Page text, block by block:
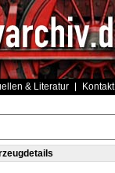
& Literatur Kontakt